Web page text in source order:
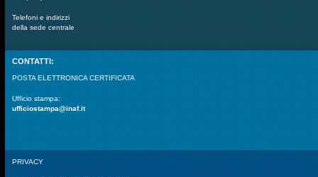
Telefoni e indirizzi
della sede centrale
CONTATTI:
POSTA ELETTRONICA CERTIFICATA
Ufficio stampa:
ufficiostampa@inaf.it
PRIVACY